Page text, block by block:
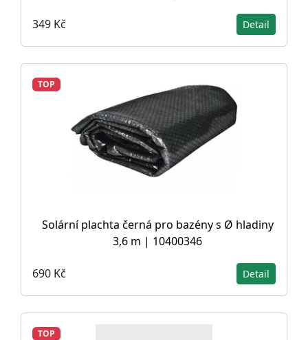
349 Kč Detail
TOP
Solární plachta černá pro bazény s Ø hladiny
3,6 m | 10400346
690 Kč Detail
TOP